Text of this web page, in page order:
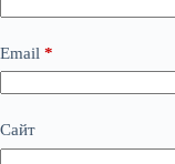
Email *
Сайт